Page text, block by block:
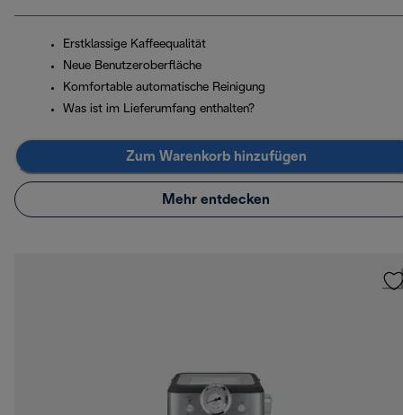
Erstklassige Kaffeequalität
Neue Benutzeroberfläche
Komfortable automatische Reinigung
Was ist im Lieferumfang enthalten?
Zum Warenkorb hinzufügen
Mehr entdecken